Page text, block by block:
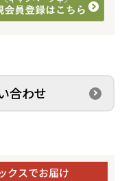
合わせ
クスでお届け